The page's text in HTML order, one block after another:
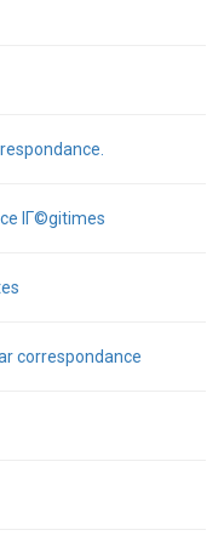
lГ©gitimes
correspondance